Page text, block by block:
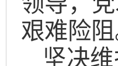
艰难险阻
坚决